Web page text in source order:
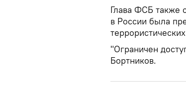
Глава ФСБ также
в России была
"Ограничен
Бортников.